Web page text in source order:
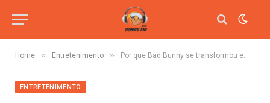
Home » Entretenimento » Por que Bad Bunny se transformou em um octogenário para o Met Gala 2026?
ENTRETENIMENTO